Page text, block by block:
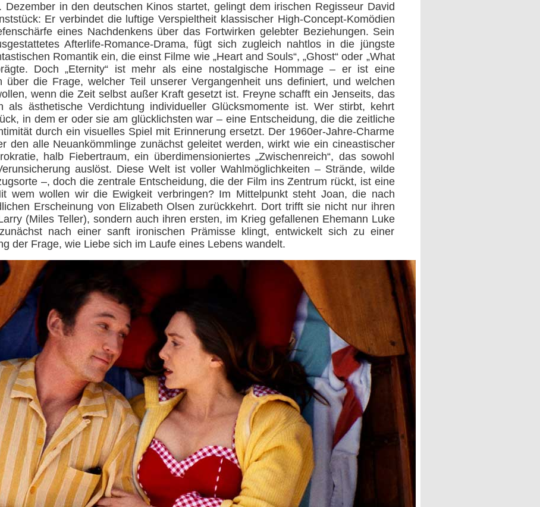
Dezember in den deutschen Kinos startet, gelingt dem irischen Regisseur David
Er verbindet die luftige Verspieltheit klassischer High-Concept-Komödien
eines Nachdenkens über das Fortwirken gelebter Beziehungen. Sein
Afterlife-Romance-Drama, fügt sich zugleich nahtlos in die jüngste
Romantik ein, die einst Filme wie „Heart and Souls“, „Ghost“ oder „What
Doch „Eternity“ ist mehr als eine nostalgische Hommage – er ist eine
über die Frage, welcher Teil unserer Vergangenheit uns definiert, und welchen
wenn die Zeit selbst außer Kraft gesetzt ist. Freyne schafft ein Jenseits, das
als ästhetische Verdichtung individueller Glücksmomente ist. Wer stirbt, kehrt
in dem er oder sie am glücklichsten war – eine Entscheidung, die die zeitliche
durch ein visuelles Spiel mit Erinnerung ersetzt. Der 1960er-Jahre-Charme
den alle Neuankömmlinge zunächst geleitet werden, wirkt wie ein cineastischer
halb Fiebertraum, ein überdimensioniertes „Zwischenreich“, das sowohl
auslöst. Diese Welt ist voller Wahlmöglichkeiten – Strände, wilde
–, doch die zentrale Entscheidung, die der Film ins Zentrum rückt, ist eine
wem wollen wir die Ewigkeit verbringen? Im Mittelpunkt steht Joan, die nach
Erscheinung von Elizabeth Olsen zurückkehrt. Dort trifft sie nicht nur ihren
(Miles Teller), sondern auch ihren ersten, im Krieg gefallenen Ehemann Luke
nach einer sanft ironischen Prämisse klingt, entwickelt sich zu einer
der Frage, wie Liebe sich im Laufe eines Lebens wandelt.